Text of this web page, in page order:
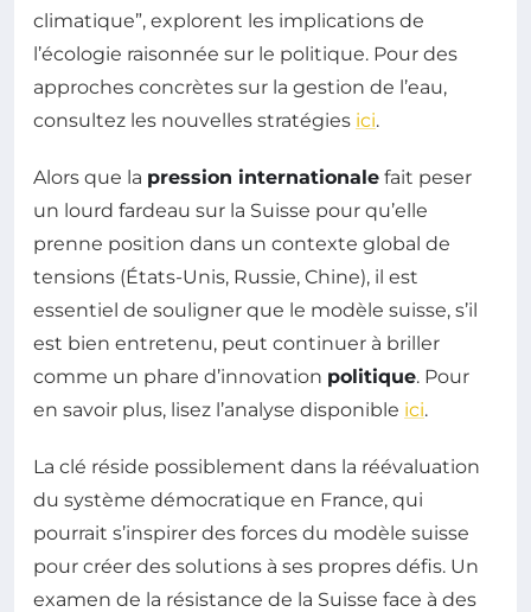
climatique”, explorent les implications de
l’écologie raisonnée sur le politique. Pour des
approches concrètes sur la gestion de l’eau,
consultez les nouvelles stratégies ici.
Alors que la pression internationale fait peser
un lourd fardeau sur la Suisse pour qu’elle
prenne position dans un contexte global de
tensions (États-Unis, Russie, Chine), il est
essentiel de souligner que le modèle suisse, s’il
est bien entretenu, peut continuer à briller
comme un phare d’innovation politique. Pour
en savoir plus, lisez l’analyse disponible ici.
La clé réside possiblement dans la réévaluation
du système démocratique en France, qui
pourrait s’inspirer des forces du modèle suisse
pour créer des solutions à ses propres défis. Un
examen de la résistance de la Suisse face à des